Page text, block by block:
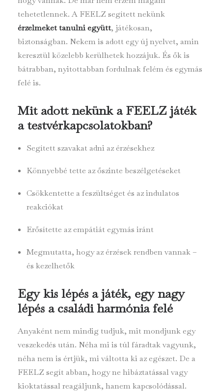
tehetetlennek. A FEELZ segített nekünk
érzelmeket tanulni együtt, játékosan,
biztonságban. Nekem is adott egy új nyelvet, amin
keresztül közelebb kerülhetek hozzájuk. És ők is
bátrabban, nyitottabban fordulnak felém és egymás
felé is.
Mit adott nekünk a FEELZ játék
a testvérkapcsolatokban?
Segített szavakat adni az érzésekhez
Könnyebbé tette az őszinte beszélgetéseket
Csökkentette a feszültséget és az indulatos
reakciókat
Erősítette az empátiát egymás iránt
Megmutatta, hogy az érzések rendben vannak –
és kezelhetők
Egy kis lépés a játék, egy nagy
lépés a családi harmónia felé
Anyaként nem mindig tudjuk, mit mondjunk egy
veszekedés után. Néha mi is túl fáradtak vagyunk,
néha nem is értjük, mi váltotta ki az egészet. De a
FEELZ segít abban, hogy ne hibáztatással vagy
kioktatással reagáljunk, hanem kapcsolódással.